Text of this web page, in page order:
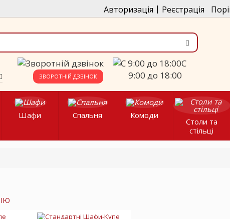
Авторизація | Реєстрація
ЗВОРОТНІЙ ДЗВІНОК
C
9:00 до 18:00
Шафи Спальня Комоди
Столи та
стільці